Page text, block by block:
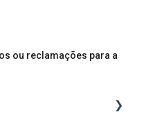
ou reclamações para a